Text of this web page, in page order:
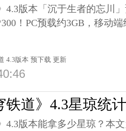
4.3版本「沉于生者的忘川
！PC预载约3GB，移动
4.3版本 预下载 更新
铁道》4.3星琼统计
4.3版本能拿多少星琼？本